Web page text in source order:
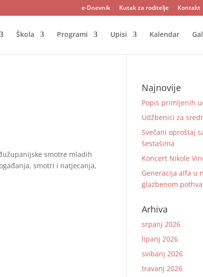
e-Dnevnik Kutak za roditelje Kontakt
Škola Programi Upisi Kalendar
smotre mladih
smotri i natjecanja,
Najnovije
Popis primljenih
Udžbenici za
Svečani oproštaj
šestašima
Koncert Nikole
Generacija alfa u
glazbenom
Arhiva
srpanj 2026
lipanj 2026
svibanj 2026
travanj 2026